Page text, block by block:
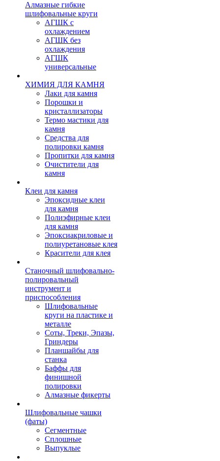
Алмазные гибкие
шлифовальные круги
АГШК с
охлаждением
АГШК без
охлаждения
АГШК
универсальные
ХИМИЯ ДЛЯ КАМНЯ
Лаки для камня
Порошки и
кристаллизаторы
Термо мастики для
камня
Средства для
полировки камня
Пропитки для камня
Очистители для
камня
Клеи для камня
Эпоксидные клеи
для камня
Полиэфирные клеи
для камня
Эпоксиакриловые и
полиуретановые клея
Красители для клея
Станочный шлифовально-
полировальный
инструмент и
приспособления
Шлифовальные
круги на пластике и
металле
Соты, Треки, Эпазы,
Гриндеры
Планшайбы для
станка
Баффы для
финишной
полировки
Алмазные фикерты
Шлифовальные чашки
(фаты)
Сегментные
Сплошные
Выпуклые